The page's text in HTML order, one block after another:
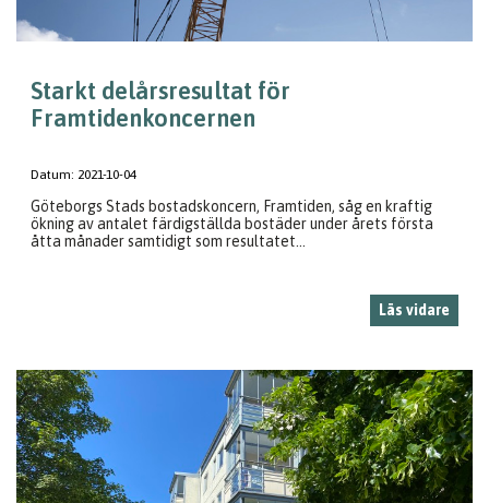
Starkt delårsresultat för
Framtidenkoncernen
Datum: 2021-10-04
Göteborgs Stads bostadskoncern, Framtiden, såg en kraftig
ökning av antalet färdigställda bostäder under årets första
åtta månader samtidigt som resultatet...
Läs vidare